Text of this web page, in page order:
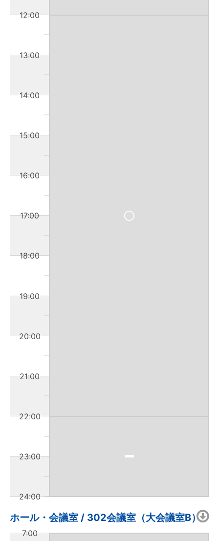
12:00
13:00
14:00
15:00
16:00
17:00
18:00
19:00
20:00
21:00
22:00
23:00
24:00
ホール・会議室 / 302会議室（大会議室B）
7:00